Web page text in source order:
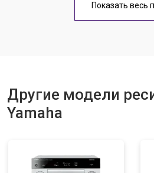
Показать весь
Другие модели
Yamaha